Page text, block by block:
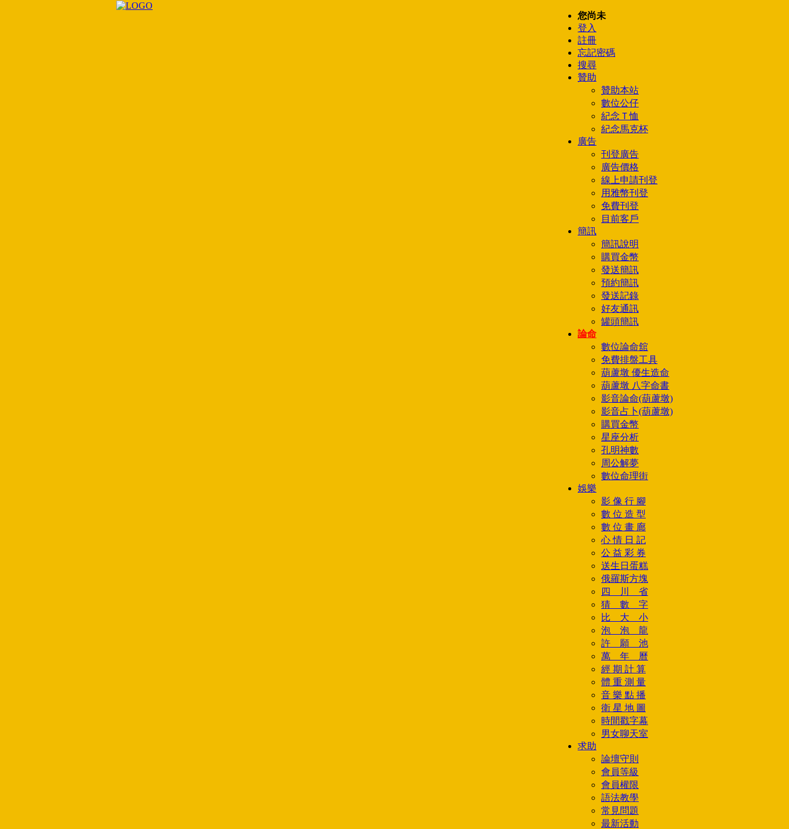
您尚未
登入
註冊
忘記密碼
搜尋
贊助
贊助本站
數位公仔
紀念Ｔ恤
紀念馬克杯
廣告
刊登廣告
廣告價格
線上申請刊登
用雅幣刊登
免費刊登
目前客戶
簡訊
簡訊說明
購買金幣
發送簡訊
預約簡訊
發送記錄
好友通訊
罐頭簡訊
論命
數位論命舘
免費排盤工具
葫蘆墩 優生造命
葫蘆墩 八字命書
影音論命(葫蘆墩)
影音占卜(葫蘆墩)
購買金幣
星座分析
孔明神數
周公解夢
數位命理街
娛樂
影 像 行 腳
數 位 造 型
數 位 畫 廊
心 情 日 記
公 益 彩 券
送生日蛋糕
俄羅斯方塊
四 川 省
猜 數 字
比 大 小
泡 泡 龍
許 願 池
萬 年 曆
經 期 計 算
體 重 測 量
音 樂 點 播
衛 星 地 圖
時間戳字幕
男女聊天室
求助
論壇守則
會員等級
會員權限
語法教學
常見問題
最新活動